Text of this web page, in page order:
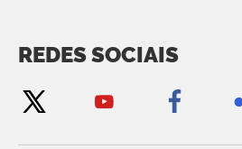
REDES SOCIAIS